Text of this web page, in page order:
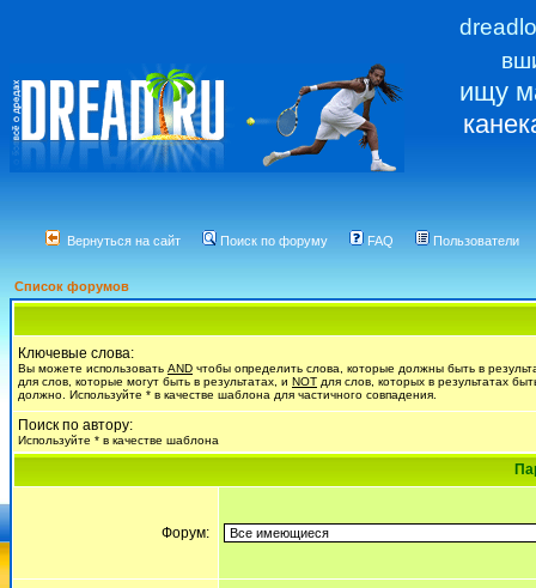
ищу
Вернуться на сайт Поиск по форуму FAQ Пользователи
Список форумов
Ключевые слова:
Вы можете использовать AND чтобы определить слова, которые должны быть в
для слов, которые могут быть в результатах, и NOT для слов, которых в результатах
должно. Используйте * в качестве шаблона для частичного совпадения.
Поиск по автору:
Используйте * в качестве шаблона
Форум: